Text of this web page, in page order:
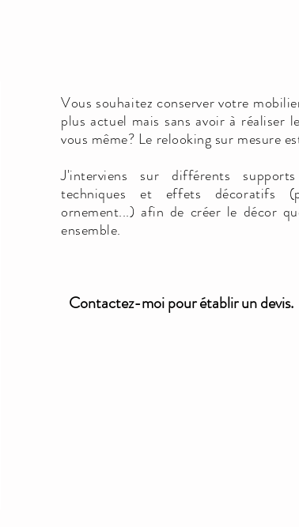
Vous souhaitez conserver votre
plus actuel mais sans avoir à réaliser
vous même? Le relooking sur mesure
J'interviens sur différents
techniques et effets décoratifs
ornement...) afin de créer le décor
ensemble.
Contactez-moi pour établir un devis.